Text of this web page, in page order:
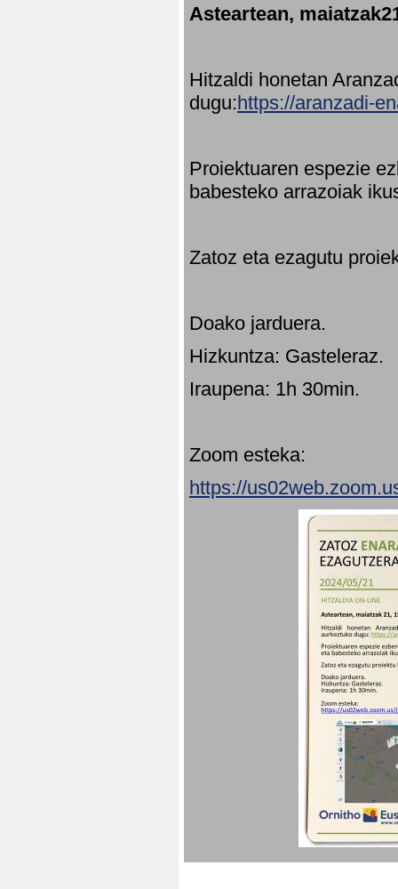
Asteartean,
Hitzaldi honetan
dugu:https://aranzadi-
Proiektuaren espezie
babesteko arrazoiak
Zatoz eta ezagutu
Doako jarduera.
Hizkuntza: Gasteleraz.
Iraupena: 1h 30min.
Zoom esteka:
https://